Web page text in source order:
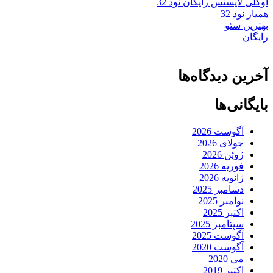
همیار نود 32
بهترین سئو
رایگان
آخرین دیدگاه‌ها
بایگانی‌ها
آگوست 2026
جولای 2026
ژوئن 2026
فوریه 2026
ژانویه 2026
دسامبر 2025
نوامبر 2025
اکتبر 2025
سپتامبر 2025
آگوست 2025
آگوست 2020
می 2020
اکتبر 2019